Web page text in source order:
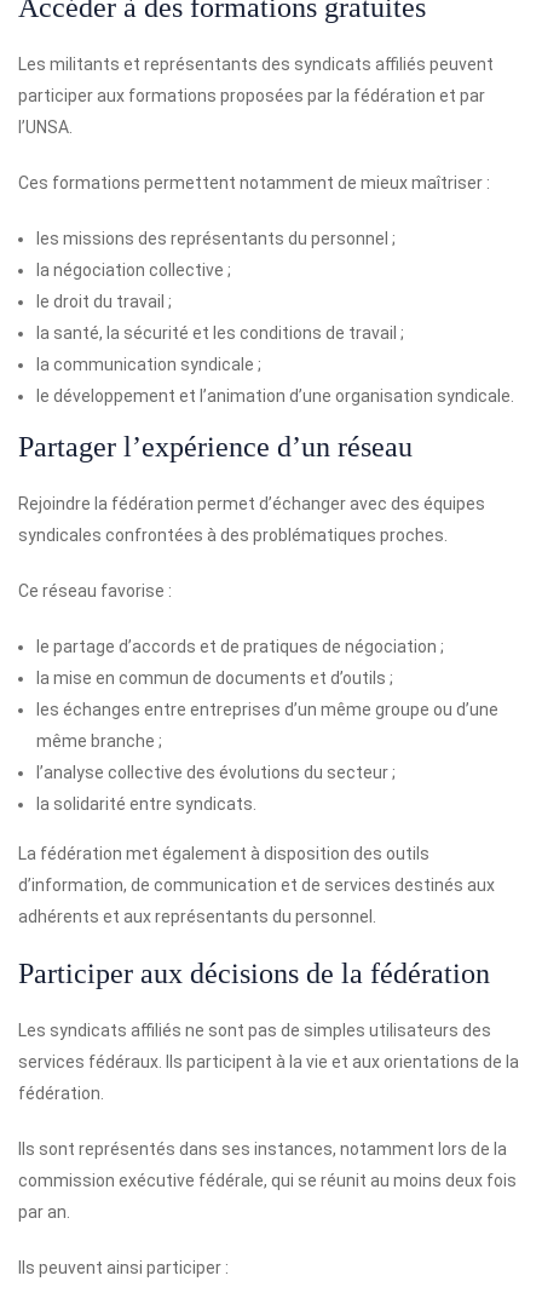
Accéder à des formations gratuites
Les militants et représentants des syndicats affiliés peuvent
participer aux formations proposées par la fédération et par
l’UNSA.
Ces formations permettent notamment de mieux maîtriser :
les missions des représentants du personnel ;
la négociation collective ;
le droit du travail ;
la santé, la sécurité et les conditions de travail ;
la communication syndicale ;
le développement et l’animation d’une organisation syndicale.
Partager l’expérience d’un réseau
Rejoindre la fédération permet d’échanger avec des équipes
syndicales confrontées à des problématiques proches.
Ce réseau favorise :
le partage d’accords et de pratiques de négociation ;
la mise en commun de documents et d’outils ;
les échanges entre entreprises d’un même groupe ou d’une
même branche ;
l’analyse collective des évolutions du secteur ;
la solidarité entre syndicats.
La fédération met également à disposition des outils
d’information, de communication et de services destinés aux
adhérents et aux représentants du personnel.
Participer aux décisions de la fédération
Les syndicats affiliés ne sont pas de simples utilisateurs des
services fédéraux. Ils participent à la vie et aux orientations de la
fédération.
Ils sont représentés dans ses instances, notamment lors de la
commission exécutive fédérale, qui se réunit au moins deux fois
par an.
Ils peuvent ainsi participer :